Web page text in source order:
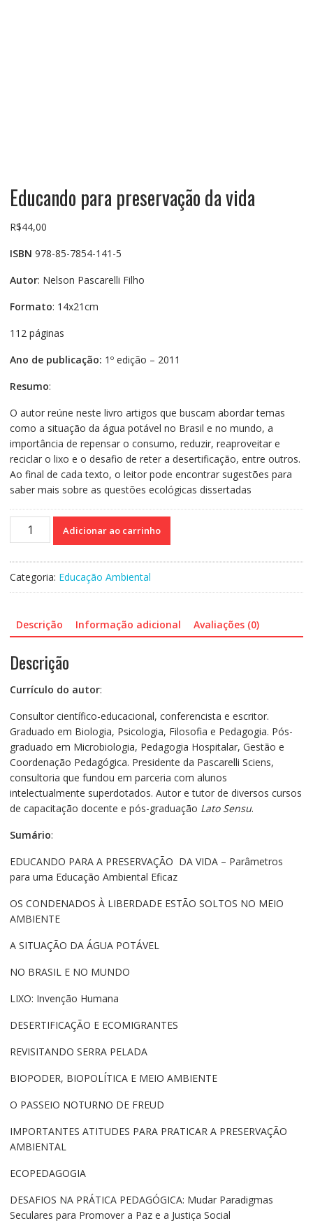
Educando para preservação da vida
R$44,00
ISBN 978-85-7854-141-5
Autor: Nelson Pascarelli Filho
Formato: 14x21cm
112 páginas
Ano de publicação: 1º edição – 2011
Resumo:
O autor reúne neste livro artigos que buscam abordar temas
como a situação da água potável no Brasil e no mundo, a
importância de repensar o consumo, reduzir, reaproveitar e
reciclar o lixo e o desafio de reter a desertificação, entre outros.
Ao final de cada texto, o leitor pode encontrar sugestões para
saber mais sobre as questões ecológicas dissertadas
Educando
vida
Adicionar ao carrinho
Categoria: Educação Ambiental
Descrição Informação adicional Avaliações (0)
Descrição
Currículo do autor:
Consultor científico-educacional, conferencista e escritor.
Graduado em Biologia, Psicologia, Filosofia e Pedagogia. Pós-
graduado em Microbiologia, Pedagogia Hospitalar, Gestão e
Coordenação Pedagógica. Presidente da Pascarelli Sciens,
consultoria que fundou em parceria com alunos
intelectualmente superdotados. Autor e tutor de diversos cursos
de capacitação docente e pós-graduação Lato Sensu.
Sumário:
EDUCANDO PARA A PRESERVAÇÃO DA VIDA – Parâmetros
para uma Educação Ambiental Eficaz
OS CONDENADOS À LIBERDADE ESTÃO SOLTOS NO MEIO
AMBIENTE
A SITUAÇÃO DA ÁGUA POTÁVEL
NO BRASIL E NO MUNDO
LIXO: Invenção Humana
DESERTIFICAÇÃO E ECOMIGRANTES
REVISITANDO SERRA PELADA
BIOPODER, BIOPOLÍTICA E MEIO AMBIENTE
O PASSEIO NOTURNO DE FREUD
IMPORTANTES ATITUDES PARA PRATICAR A PRESERVAÇÃO
AMBIENTAL
ECOPEDAGOGIA
DESAFIOS NA PRÁTICA PEDAGÓGICA: Mudar Paradigmas
Seculares para Promover a Paz e a Justiça Social